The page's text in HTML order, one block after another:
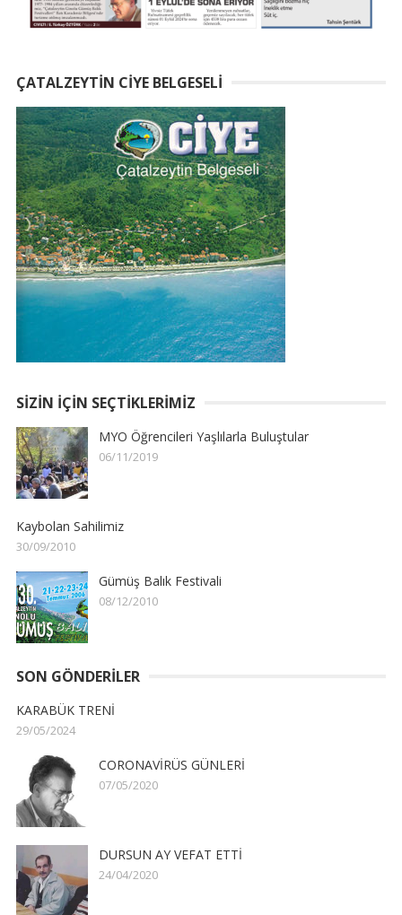
ÇATALZEYTIN CIYE BELGESELI
SIZIN İÇIN SEÇTIKLERIMIZ
MYO Öğrencileri Yaşlılarla Buluştular
06/11/2019
Kaybolan Sahilimiz
30/09/2010
Gümüş Balık Festivali
08/12/2010
SON GÖNDERILER
KARABÜK TRENİ
29/05/2024
CORONAVİRÜS GÜNLERİ
07/05/2020
DURSUN AY VEFAT ETTİ
24/04/2020